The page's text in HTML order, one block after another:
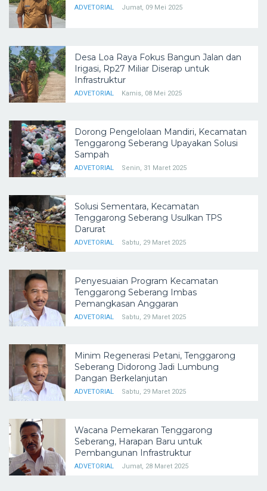
ADVETORIAL Jumat, 09 Mei 2025
Desa Loa Raya Fokus Bangun Jalan dan
Irigasi, Rp27 Miliar Diserap untuk
Infrastruktur
ADVETORIAL Kamis, 08 Mei 2025
Dorong Pengelolaan Mandiri, Kecamatan
Tenggarong Seberang Upayakan Solusi
Sampah
ADVETORIAL Senin, 31 Maret 2025
Solusi Sementara, Kecamatan
Tenggarong Seberang Usulkan TPS
Darurat
ADVETORIAL Sabtu, 29 Maret 2025
Penyesuaian Program Kecamatan
Tenggarong Seberang Imbas
Pemangkasan Anggaran
ADVETORIAL Sabtu, 29 Maret 2025
Minim Regenerasi Petani, Tenggarong
Seberang Didorong Jadi Lumbung
Pangan Berkelanjutan
ADVETORIAL Sabtu, 29 Maret 2025
Wacana Pemekaran Tenggarong
Seberang, Harapan Baru untuk
Pembangunan Infrastruktur
ADVETORIAL Jumat, 28 Maret 2025